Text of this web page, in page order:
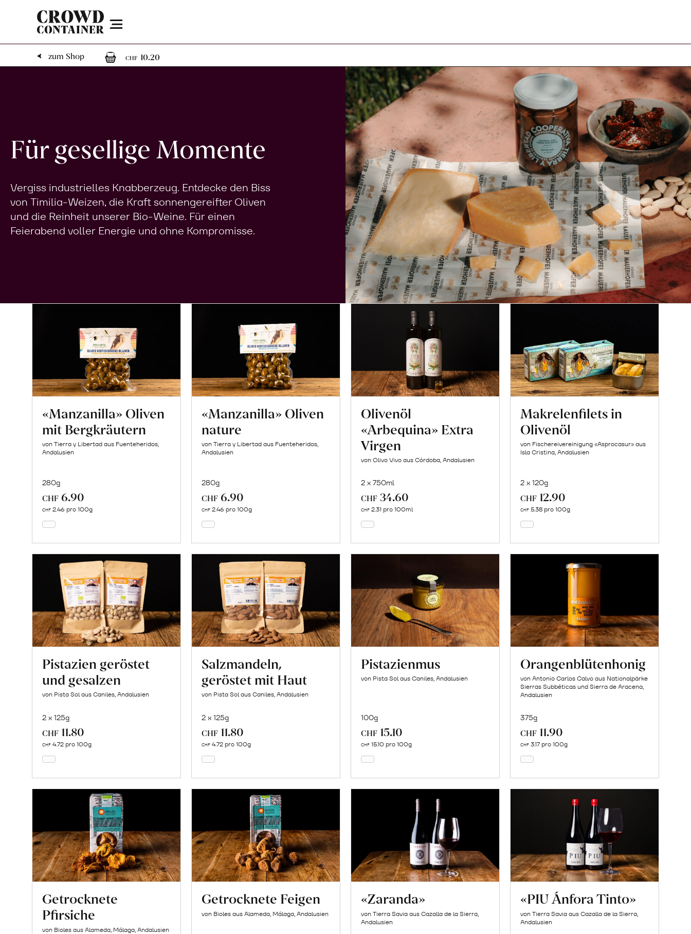
Menu
zum Shop
CHF 10.20
Für gesellige Momente
Vergiss industrielles Knabberzeug. Entdecke den Biss
von Timilia-Weizen, die Kraft sonnengereifter Oliven
und die Reinheit unserer Bio-Weine. Für einen
Feierabend voller Energie und ohne Kompromisse.
«Manzanilla» Oliven
mit Bergkräutern
von Tierra y Libertad aus Fuenteheridos,
Andalusien
280g
CHF 6.90
CHF 2.46 pro 100g
«Manzanilla» Oliven
nature
von Tierra y Libertad aus Fuenteheridos,
Andalusien
280g
CHF 6.90
CHF 2.46 pro 100g
Olivenöl
«Arbequina» Extra
Virgen
von Olivo Vivo aus Córdoba, Andalusien
2 x 750ml
CHF 34.60
CHF 2.31 pro 100ml
Makrelenfilets in
Olivenöl
von Fischereivereinigung «Asprocasur» aus
Isla Cristina, Andalusien
2 x 120g
CHF 12.90
CHF 5.38 pro 100g
Pistazien geröstet
und gesalzen
von Pista Sol aus Caniles, Andalusien
2 x 125g
CHF 11.80
CHF 4.72 pro 100g
Salzmandeln,
geröstet mit Haut
von Pista Sol aus Caniles, Andalusien
2 x 125g
CHF 11.80
CHF 4.72 pro 100g
Pistazienmus
von Pista Sol aus Caniles, Andalusien
100g
CHF 15.10
CHF 15.10 pro 100g
Orangenblütenhonig
von Antonio Carlos Calvo aus Nationalpärke
Sierras Subbéticas und Sierra de Aracena,
Andalusien
375g
CHF 11.90
CHF 3.17 pro 100g
Getrocknete
Pfirsiche
von Bioles aus Alameda, Málaga, Andalusien
Getrocknete Feigen
von Bioles aus Alameda, Málaga, Andalusien
«Zaranda»
von Tierra Savia aus Cazalla de la Sierra,
Andalusien
«PIU Ánfora Tinto»
von Tierra Savia aus Cazalla de la Sierra,
Andalusien